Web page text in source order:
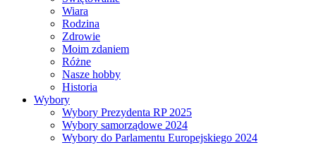
Wiara
Rodzina
Zdrowie
Moim zdaniem
Różne
Nasze hobby
Historia
Wybory
Wybory Prezydenta RP 2025
Wybory samorządowe 2024
Wybory do Parlamentu Europejskiego 2024